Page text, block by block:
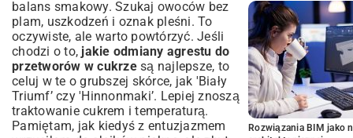
balans smakowy. Szukaj owoców bez
plam, uszkodzeń i oznak pleśni. To
oczywiste, ale warto powtórzyć. Jeśli
chodzi o to, jakie odmiany agrestu do
przetworów w cukrzesą najlepsze, to
celuj w te o grubszej skórce, jak 'Biały
Triumf’ czy 'Hinnonmaki’. Lepiej znoszą
traktowanie cukrem i temperaturą.
Pamiętam, jak kiedyś z entuzjazmem
Rozwiązania BIM jako